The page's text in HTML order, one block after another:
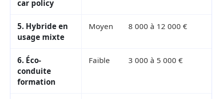
car policy
5. Hybride en
usage mixte
Moyen 8 000 à 12 000 €
6. Éco-
conduite
formation
Faible 3 000 à 5 000 €